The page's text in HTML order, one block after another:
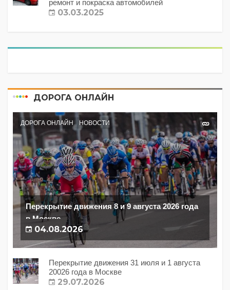
ремонт и покраска автомобилей
03.03.2025
ДОРОГА ОНЛАЙН
ДОРОГА ОНЛАЙН НОВОСТИ
Перекрытие движения 8 и 9 августа 2026 года
в Москве
04.08.2026
Перекрытие движения 31 июля и 1 августа
20026 года в Москве
29.07.2026